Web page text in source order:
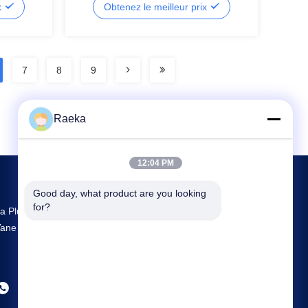
Obtenez le meilleur prix
7 8 9
Plus Grande R & D Et La Production Rotary
Vacuum Pump Fournisseur En Chine
Raeka
12:04 PM
Good day, what product are you looking
for?